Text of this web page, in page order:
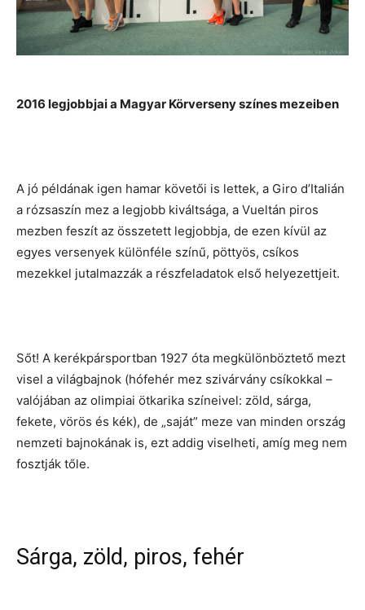
2016 legjobbjai a Magyar Körverseny színes mezeiben
A jó példának igen hamar követői is lettek, a Giro d’Italián
a rózsaszín mez a legjobb kiváltsága, a Vueltán piros
mezben feszít az összetett legjobbja, de ezen kívül az
egyes versenyek különféle színű, pöttyös, csíkos
mezekkel jutalmazzák a részfeladatok első helyezettjeit.
Sőt! A kerékpársportban 1927 óta megkülönböztető mezt
visel a világbajnok (hófehér mez szivárvány csíkokkal –
valójában az olimpiai ötkarika színeivel: zöld, sárga,
fekete, vörös és kék), de „saját” meze van minden ország
nemzeti bajnokának is, ezt addig viselheti, amíg meg nem
fosztják tőle.
Sárga, zöld, piros, fehér